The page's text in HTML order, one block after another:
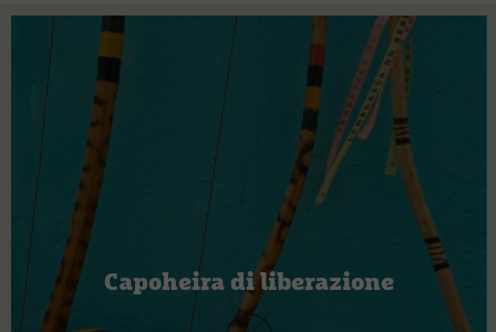
Capoheira di liberazione